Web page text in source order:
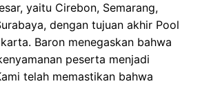
yaitu Cirebon, Semarang,
dengan tujuan akhir Pool
Baron menegaskan bahwa
peserta menjadi
telah memastikan bahwa